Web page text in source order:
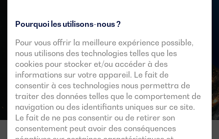
Pourquoi les utilisons-nous ?
Pour vous offrir la meilleure expérience possible,
nous utilisons des technologies telles que les
cookies pour stocker et/ou accéder à des
informations sur votre appareil. Le fait de
consentir à ces technologies nous permettra de
traiter des données telles que le comportement de
navigation ou des identifiants uniques sur ce site.
Le fait de ne pas consentir ou de retirer son
consentement peut avoir des conséquences
Contact